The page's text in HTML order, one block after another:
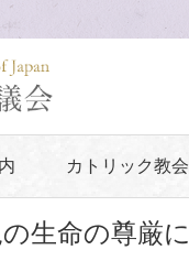
カトリック教会
生命の尊厳